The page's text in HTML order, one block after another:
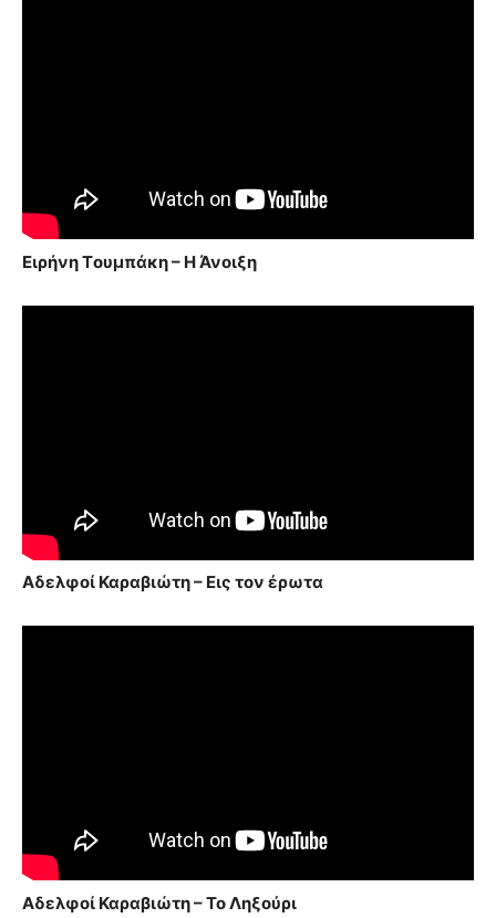
Ειρήνη Tουμπάκη – Η Άνοιξη
Αδελφοί Καραβιώτη – Εις τον έρωτα
Αδελφοί Καραβιώτη – Το Ληξούρι